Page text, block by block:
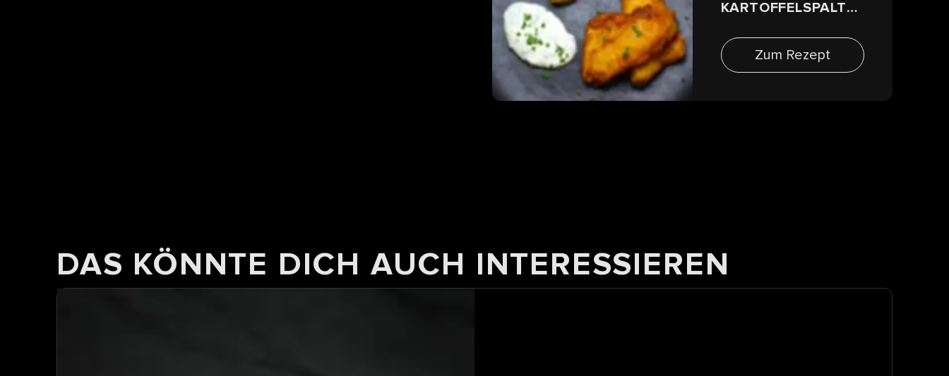
KARTOFFELSPALTE
KRÄUTERDIPP
Zum Rezept
DAS KÖNNTE DICH AUCH INTERESSIEREN